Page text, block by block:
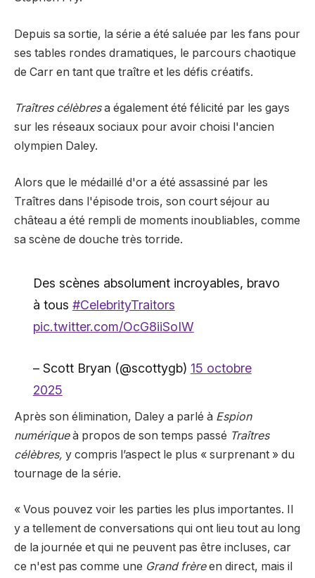
Depuis sa sortie, la série a été saluée par les fans pour
ses tables rondes dramatiques, le parcours chaotique
de Carr en tant que traître et les défis créatifs.
Traîtres célèbresa également été félicité par les gays
sur les réseaux sociaux pour avoir choisi l'ancien
olympien Daley.
Alors que le médaillé d'or a été assassiné par les
Traîtres dans l'épisode trois, son court séjour au
château a été rempli de moments inoubliables, comme
sa scène de douche très torride.
Des scènes absolument incroyables, bravo
à tous #CelebrityTraitors
pic.twitter.com/OcG8iiSoIW
– Scott Bryan (@scottygb) 15 octobre
2025
Après son élimination, Daley a parlé à Espion
numérique à propos de son temps passé Traîtres
célèbres, y compris l’aspect le plus « surprenant » du
tournage de la série.
« Vous pouvez voir les parties les plus importantes. Il
y a tellement de conversations qui ont lieu tout au long
de la journée et qui ne peuvent pas être incluses, car
ce n'est pas comme une Grand frèreen direct, mais il